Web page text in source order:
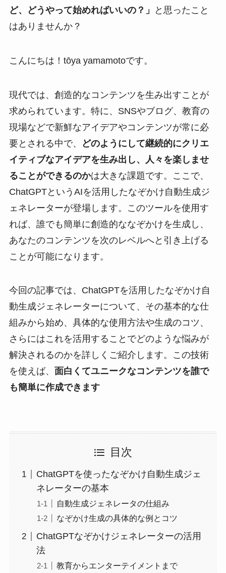
ど、どうやって始めればいいの？」
と思ったこと
はありませんか？
こんにちは！tōya yamamotoです。
現代では、創造的なコンテンツを生み出すことが
求められています。特に、SNSやブログ、教育の
現場などで新鮮なアイデアやコンテンツが常に必
要とされる中で、
どのようにして継続的にクリエ
イティブなアイデアを生み出し、人々を楽しませ
ることができるのかは大きな課題です。ここで、
ChatGPTというAIを活用したなぞかけ自動生成ジ
ェネレーターが登場します。このツールを使用す
れば、誰でも簡単に創造的ななぞかけを生成し、
あなたのコンテンツを次のレベルへと引き上げる
ことが可能になります。
今回の記事では、ChatGPTを活用したなぞかけ自
動生成ジェネレーターについて、その基本的な仕
組みから始め、具体的な使用方法や生成のコツ、
さらにはこれを活用することでどのような悩みが
解決されるのかを詳しくご紹介します。この技術
を使えば、 面白くてユニークなコンテンツを誰で
も簡単に作成できます
目次
ChatGPTを使ったなぞかけ自動生成ジェ
ネレーターの基本
自動生成ジェネレータの仕組み
なぞかけ生成の具体的な例とコツ
ChatGPTなぞかけジェネレーターの活用
法
教育からエンターテイメントまで